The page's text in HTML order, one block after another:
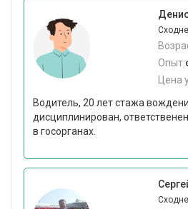
Опыт:
Цена
Водитель, 20 лет стажа
дисциплинирован,
в госорганах.